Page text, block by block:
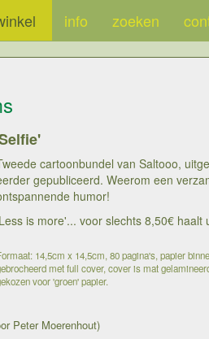
info zoeken
cartoonbundel van Saltooo,
gepubliceerd. Weerom een
humor!
is more'... voor slechts 8,50€ haalt
14,5cm x 14,5cm, 80 pagina's, papier
met full cover, cover is mat
voor 'groen' papier.
Peter Moerenhout)